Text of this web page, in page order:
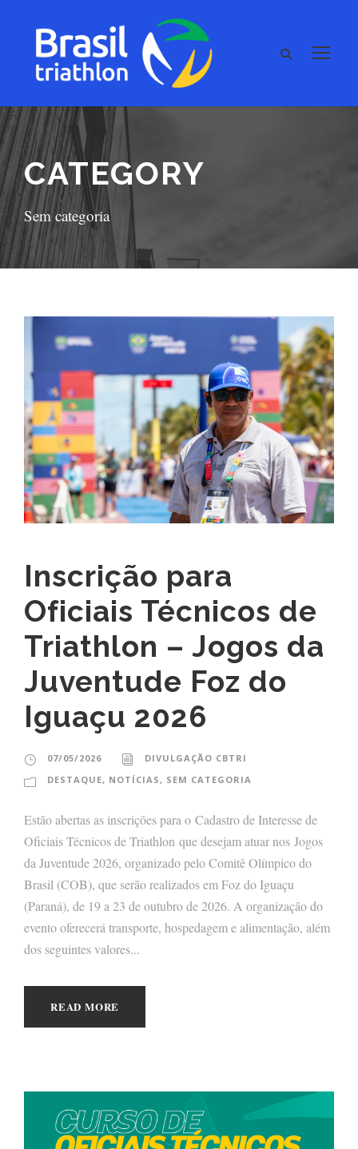
CATEGORY
Sem categoria
Inscrição para
Oficiais Técnicos de
Triathlon – Jogos da
Juventude Foz do
Iguaçu 2026
07/05/2026
DIVULGAÇÃO CBTRI
DESTAQUE, NOTÍCIAS, SEM CATEGORIA
Estão abertas as inscrições para o Cadastro de Interesse de
Oficiais Técnicos de Triathlon que desejam atuar nos Jogos
da Juventude 2026, organizado pelo Comitê Olímpico do
Brasil (COB), que serão realizados em Foz do Iguaçu
(Paraná), de 19 a 23 de outubro de 2026. A organização do
evento oferecerá transporte, hospedagem e alimentação, além
dos seguintes valores...
READ MORE